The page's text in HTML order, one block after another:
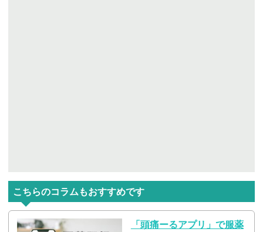
こちらのコラムもおすすめです
「頭痛ーるアプリ」で服薬